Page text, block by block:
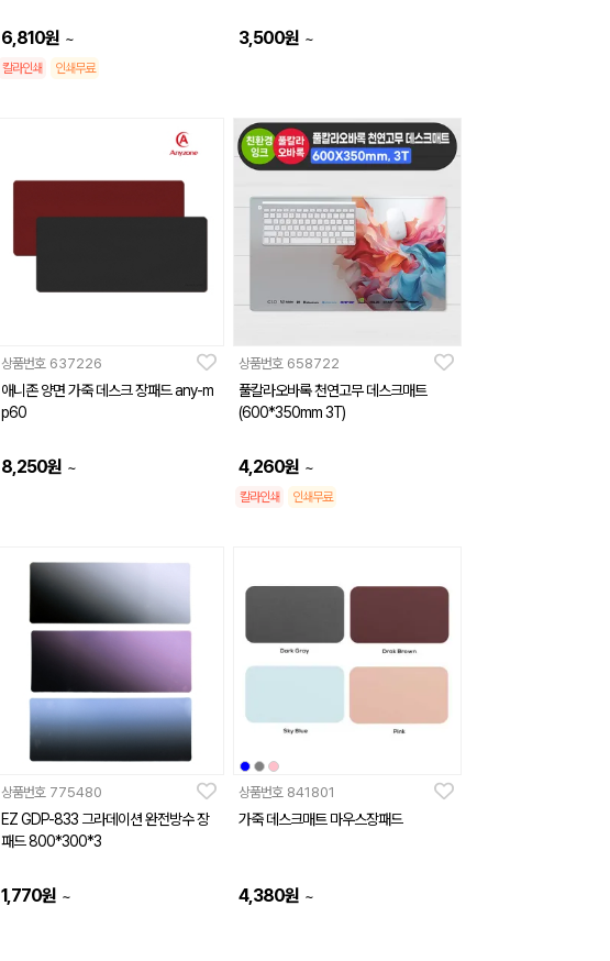
6,810원 ~
칼라인쇄 인쇄무료
3,500원 ~
상품번호 637226
애니존 양면 가죽 데스크 장패드 any-m
p60
8,250원 ~
상품번호 658722
풀칼라오바록 천연고무 데스크매트
(600*350mm 3T)
4,260원 ~
칼라인쇄 인쇄무료
상품번호 775480
EZ GDP-833 그라데이션 완전방수 장
패드 800*300*3
1,770원 ~
상품번호 841801
가죽 데스크매트 마우스장패드
4,380원 ~